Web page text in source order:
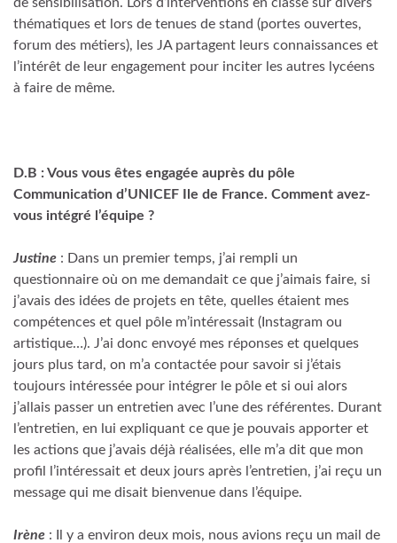
thématiques et lors de tenues de stand (portes ouvertes,
forum des métiers), les JA partagent leurs connaissances et
l’intérêt de leur engagement pour inciter les autres lycéens
à faire de même.
D.B : Vous vous êtes engagée auprès du pôle
Communication d’UNICEF Ile de France. Comment avez-
vous intégré l’équipe ?
Justine : Dans un premier temps, j’ai rempli un
questionnaire où on me demandait ce que j’aimais faire, si
j’avais des idées de projets en tête, quelles étaient mes
compétences et quel pôle m’intéressait (Instagram ou
artistique…). J’ai donc envoyé mes réponses et quelques
jours plus tard, on m’a contactée pour savoir si j’étais
toujours intéressée pour intégrer le pôle et si oui alors
j’allais passer un entretien avec l’une des référentes. Durant
l’entretien, en lui expliquant ce que je pouvais apporter et
les actions que j’avais déjà réalisées, elle m’a dit que mon
profil l’intéressait et deux jours après l’entretien, j’ai reçu un
message qui me disait bienvenue dans l’équipe.
Irène : Il y a environ deux mois, nous avions reçu un mail de